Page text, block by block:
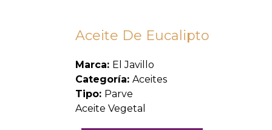
Aceite De Eucalipto
Marca: El Javillo
Categoría: Aceites
Tipo: Parve
Aceite Vegetal